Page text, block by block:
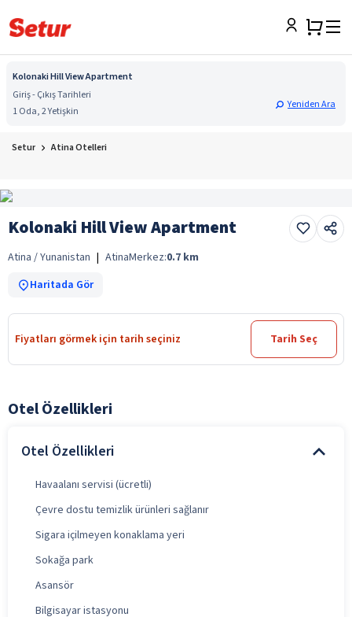
Kolonaki Hill View Apartment
Giriş - Çıkış Tarihleri
1 Oda, 2 Yetişkin
Yeniden Ara
Setur Atina Otelleri
Kolonaki Hill View Apartment
Atina / Yunanistan | AtinaMerkez:0.7 km
Haritada Gör
Fiyatları görmek için tarih seçiniz Tarih Seç
Otel Özellikleri
Otel Özellikleri
Havaalanı servisi (ücretli)
Çevre dostu temizlik ürünleri sağlanır
Sigara içilmeyen konaklama yeri
Sokağa park
Asansör
Bilgisayar istasyonu